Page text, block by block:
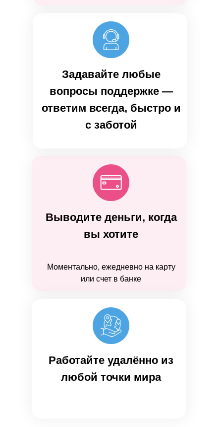
Выводите деньги, когда
вы хотите
Моментально, ежедневно на карту
или счет в банке
Задавайте любые
вопросы поддержке —
ответим всегда, быстро и
с заботой
Работайте удалённо из
любой точки мира